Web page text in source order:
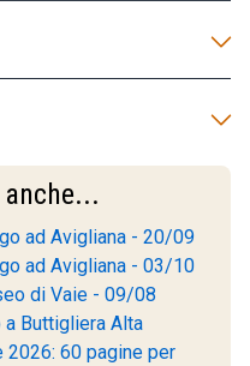
ad Avigliana - 20/09
ad Avigliana - 03/10
di Vaie - 09/08
Buttigliera Alta
2026: 60 pagine per